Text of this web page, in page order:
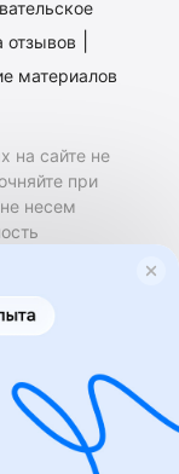
отзывов
материалов
на сайте не
при
несем
осуществляется
Бизнесменс.ру
за условия
имеющейся